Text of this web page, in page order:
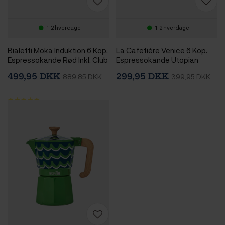
1-2 hverdage
Bialetti Moka Induktion 6 Kop.
Espressokande Rød Inkl. Club
Underkop Mat Rød 7 cl 2 Stk
499,95 DKK 889,85 DKK
1-2 hverdage
La Cafetière Venice 6 Kop.
Espressokande Utopian
299,95 DKK 399,95 DKK